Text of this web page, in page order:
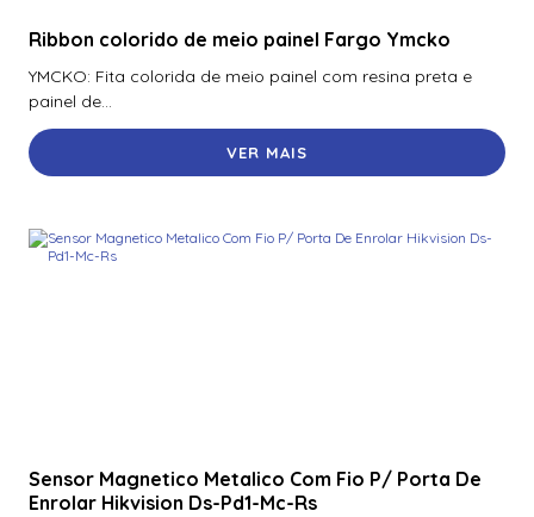
Ribbon colorido de meio painel Fargo Ymcko
YMCKO: Fita colorida de meio painel com resina preta e
painel de...
VER MAIS
Sensor Magnetico Metalico Com Fio P/ Porta De
Enrolar Hikvision Ds-Pd1-Mc-Rs